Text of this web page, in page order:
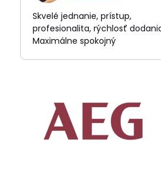
Skvelé jednanie, prístup,
profesionalita, rýchlosť
Maximálne spokojný